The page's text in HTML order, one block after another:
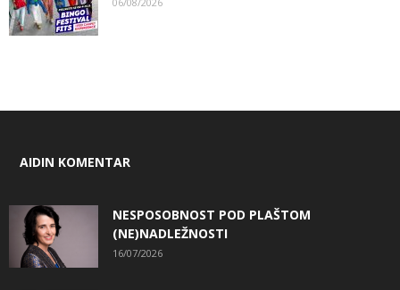
AIDIN KOMENTAR
NESPOSOBNOST POD PLAŠTOM
(NE)NADLEŽNOSTI
16/07/2026